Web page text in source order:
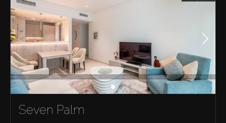
Seven Palm